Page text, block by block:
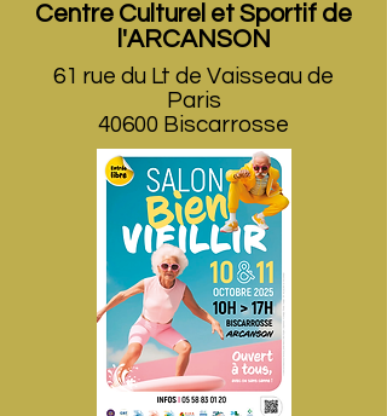
Centre Culturel et Sportif de
l'ARCANSON​
61 rue du Lt de Vaisseau de
Paris​
40600 Biscarrosse